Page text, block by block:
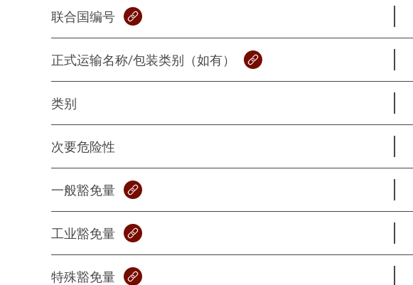
联合国编号
正式运输名称/包装类别（如有）
类别
次要危险性
一般豁免量
工业豁免量
特殊豁免量